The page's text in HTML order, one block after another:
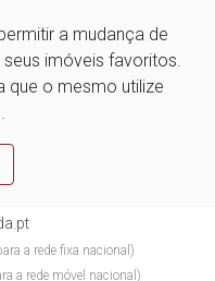
a mudança de
imóveis favoritos.
que o mesmo utilize
a rede fixa nacional)
a rede móvel nacional)